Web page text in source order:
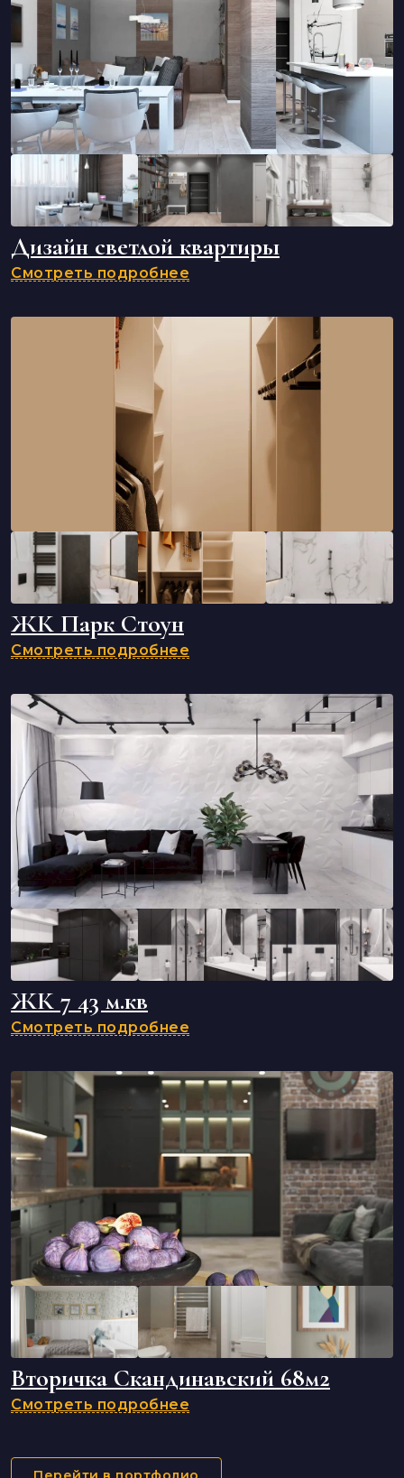
Дизайн светлой квартиры
Смотреть подробнее
ЖК Парк Стоун
Смотреть подробнее
ЖК 7 43 м.кв
Смотреть подробнее
Вторичка Скандинавский 68м2
Смотреть подробнее